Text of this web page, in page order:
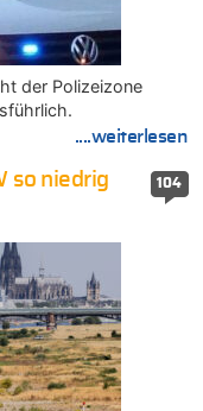
der Polizeizone
....weiterlesen
104
so niedrig